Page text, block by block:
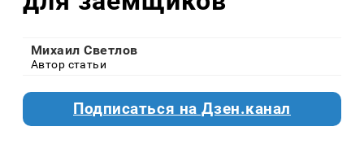
Михаил Светлов
Автор статьи
Подписаться на Дзен.канал